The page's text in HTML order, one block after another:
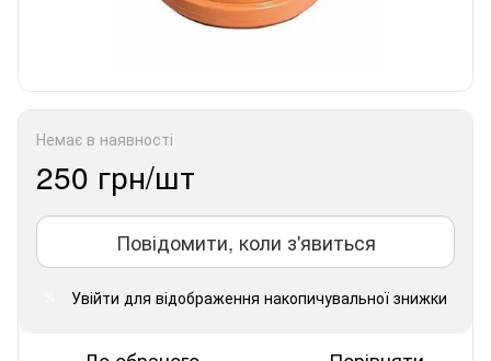
Немає в наявності
250 грн/шт
Повідомити, коли з'явиться
Увійти для відображення накопичувальної знижки